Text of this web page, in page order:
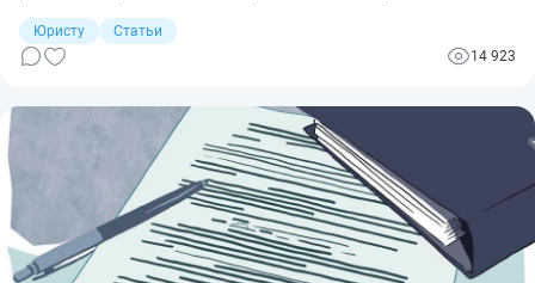
предоставляет отчеты.
Юристу
Статьи
14 923